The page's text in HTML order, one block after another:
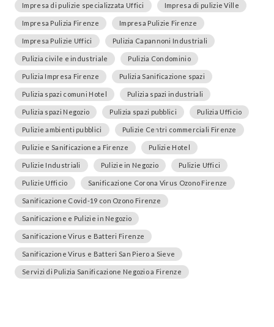
Impresa di pulizie specializzata Uffici Impresa di pulizie Ville
Impresa Pulizia Firenze Impresa Pulizie Firenze
Impresa Pulizie Uffici Pulizia Capannoni Industriali
Pulizia civile e industriale Pulizia Condominio
Pulizia Impresa Firenze Pulizia Sanificazione spazi
Pulizia spazi comuni Hotel Pulizia spazi industriali
Pulizia spazi Negozio Pulizia spazi pubblici Pulizia Ufficio
Pulizie ambienti pubblici Pulizie Centri commerciali Firenze
Pulizie e Sanificazione a Firenze Pulizie Hotel
Pulizie Industriali Pulizie in Negozio Pulizie Uffici
Pulizie Ufficio Sanificazione Corona Virus Ozono Firenze
Sanificazione Covid-19 con Ozono Firenze
Sanificazione e Pulizie in Negozio
Sanificazione Virus e Batteri Firenze
Sanificazione Virus e Batteri San Piero a Sieve
Servizi di Pulizia Sanificazione Negozio a Firenze